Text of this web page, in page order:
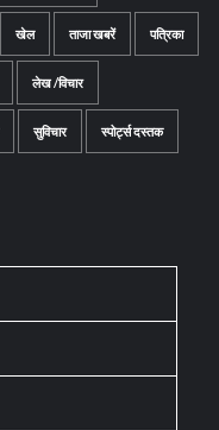
खेल ताजा खबरें पत्रिका
लेख /विचार
सुविचार स्पोर्ट्स दस्तक